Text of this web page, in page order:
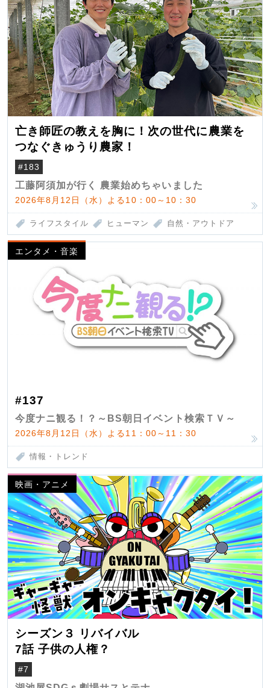
亡き師匠の教えを胸に！次の世代に農業を
つなぐきゅうり農家！
#183
工藤阿須加が行く 農業始めちゃいました
2026年8月12日（水）よる10：00～10：30
ライフスタイル ヒューマン 自然・アウトドア
エンタメ・音楽
#137
今度ナニ観る！？～BS朝日イベント検索ＴＶ～
2026年8月12日（水）よる11：00～11：30
情報・トレンド
映画・アニメ
シーズン３ リバイバル
7話 子供の人権？
#7